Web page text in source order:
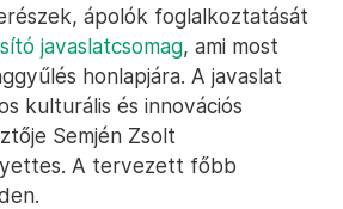
ápolók foglalkoztatását
javaslatcsomag, ami most
honlapjára. A javaslat
kulturális és innovációs
Semjén Zsolt
A tervezett főbb